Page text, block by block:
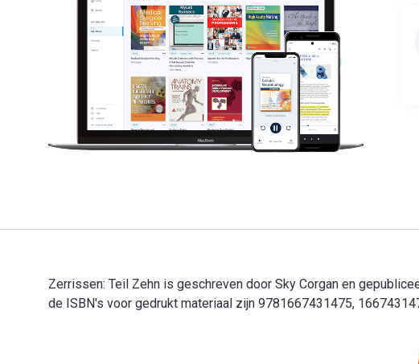
Zerrissen: Teil Zehn is geschreven door Sky Corgan en
de ISBN's voor gedrukt materiaal zijn 9781667431475,